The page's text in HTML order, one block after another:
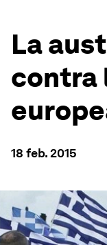
La
contra
18 feb. 2015